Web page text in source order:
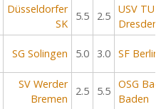
Düsseldorfer
SK
5.5 2.5
USV TU
Dresden
SG Solingen 5.0 3.0 SF Berlin
SV Werder
Bremen
2.5 5.5
OSG
Baden